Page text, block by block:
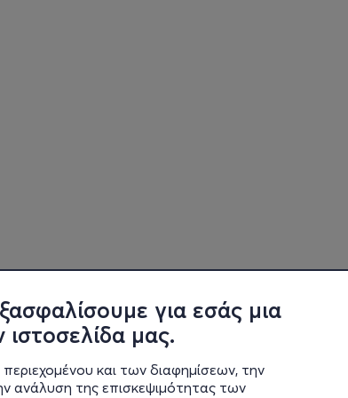
για εσάς μια
μας.
και των διαφημίσεων, την
ανάλυση της επισκεψιμότητας των